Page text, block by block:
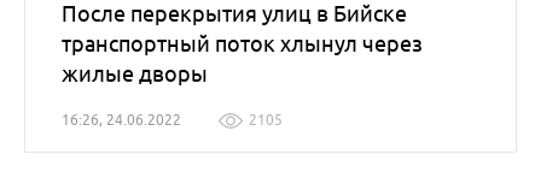
После перекрытия улиц в Бийске
транспортный поток хлынул через
жилые дворы
16:26, 24.06.2022 2105